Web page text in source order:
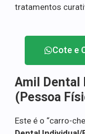
tratamentos
Cote e
Amil Dental
(Pessoa
Este é o “carro-